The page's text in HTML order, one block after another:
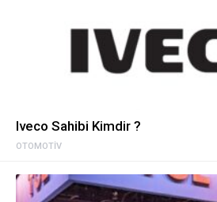
OTOMOTIV
Iveco Sahibi Kimdir ?